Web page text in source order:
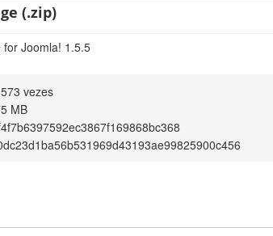
(.zip)
Joomla! 1.5.5
vezes
MB